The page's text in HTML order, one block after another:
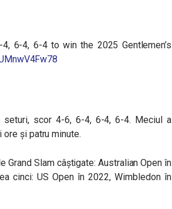
6-4, 6-4 to win the 2025 Gentlemen’s
scor 4-6, 6-4, 6-4, 6-4. Meciul a
ore și patru minute.
Grand Slam câștigate: Australian Open în
cinci: US Open în 2022, Wimbledon în